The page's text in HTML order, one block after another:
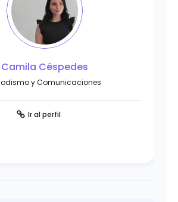
Camila Céspedes
y Comunicaciones
Ir al perfil